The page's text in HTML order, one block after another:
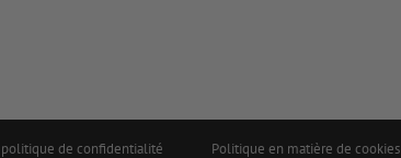
politique de confidentialité Politique en matière de cookies